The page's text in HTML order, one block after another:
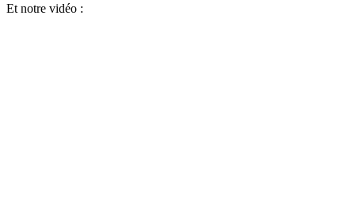
Et notre vidéo :